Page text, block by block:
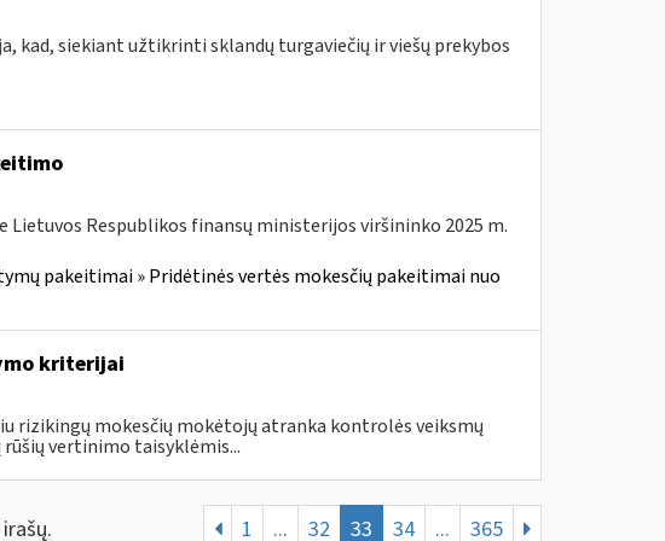
kad, siekiant užtikrinti sklandų turgaviečių ir viešų prekybos
Respublikos finansų ministerijos viršininko 2025 m.
pakeitimai » Pridėtinės vertės mokesčių pakeitimai nuo
kriterijai
rizikingų mokesčių mokėtojų atranka kontrolės veiksmų
vertinimo taisyklėmis...
1 ... 32 33 34 ... 365